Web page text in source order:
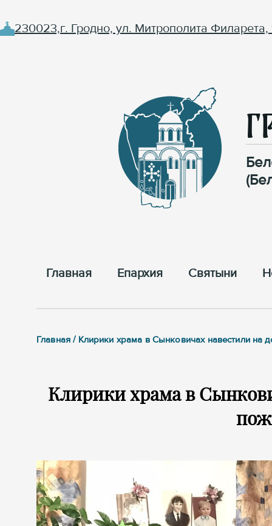
230023,г. Гродно, ул. Митрополита Филарета,
Главная Епархия Cвятыни
Главная / Клирики храма в Сынковичах навестили на
Клирики храма в